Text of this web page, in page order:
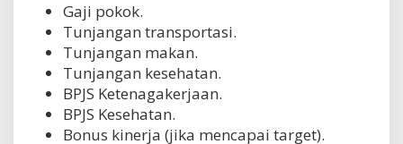
Gaji pokok.
Tunjangan transportasi.
Tunjangan makan.
Tunjangan kesehatan.
BPJS Ketenagakerjaan.
BPJS Kesehatan.
Bonus kinerja (jika mencapai target).